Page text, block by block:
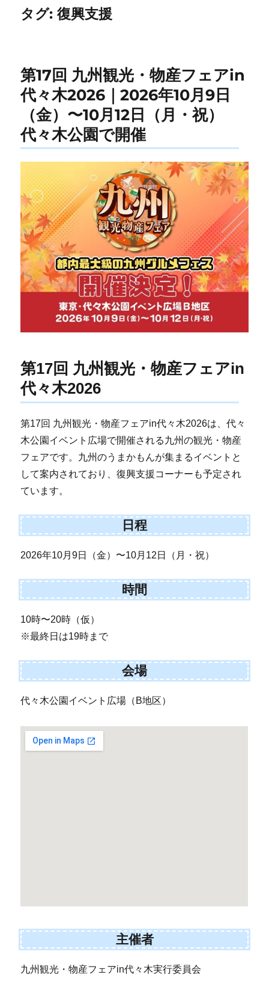
タグ:復興支援
第17回 九州観光・物産フェアin
代々木2026｜2026年10月9日
（金）〜10月12日（月・祝）
代々木公園で開催
第17回 九州観光・物産フェアin
代々木2026
第17回 九州観光・物産フェアin代々木2026は、代々
木公園イベント広場で開催される九州の観光・物産
フェアです。九州のうまかもんが集まるイベントと
して案内されており、復興支援コーナーも予定され
ています。
日程
2026年10月9日（金）〜10月12日（月・祝）
時間
10時〜20時（仮）
※最終日は19時まで
会場
代々木公園イベント広場（B地区）
主催者
九州観光・物産フェアin代々木実行委員会